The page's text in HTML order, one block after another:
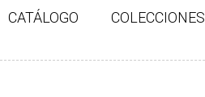
CATÁLOGO COLECCIONES